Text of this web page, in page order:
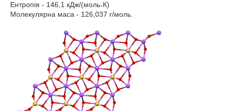
Ентропія - 146,1 кДж/(моль˖К)
Молекулярна маса - 126,037 г/моль.